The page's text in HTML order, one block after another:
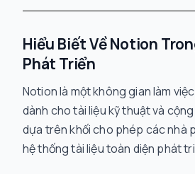
Hiểu Biết Về Notion
Phát Triển
Notion là một không gian làm
dành cho tài liệu kỹ thuật và
dựa trên khối cho phép các nhà
hệ thống tài liệu toàn diện phát